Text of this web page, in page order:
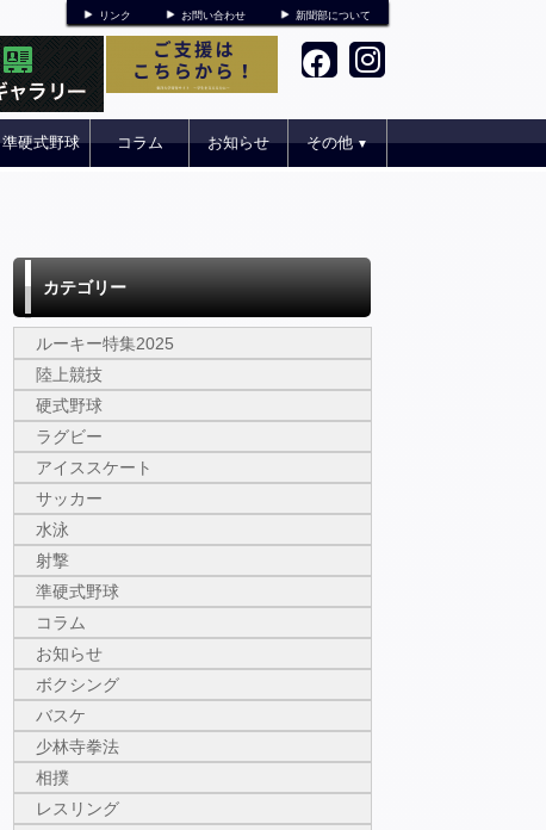
リンク お問い合わせ 新聞部について
準硬式野球 コラム お知らせ その他▼
カテゴリー
ルーキー特集2025
陸上競技
硬式野球
ラグビー
アイススケート
サッカー
水泳
射撃
準硬式野球
コラム
お知らせ
ボクシング
バスケ
少林寺拳法
相撲
レスリング